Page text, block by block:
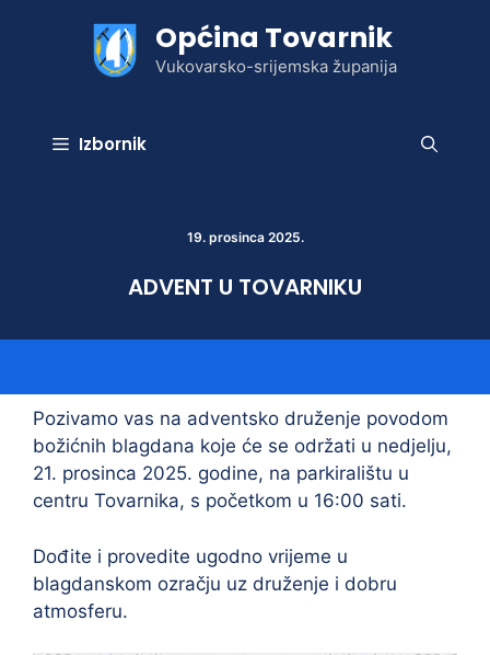
Općina Tovarnik
Vukovarsko-srijemska županija
Izbornik
19. prosinca 2025.
ADVENT U TOVARNIKU
Pozivamo vas na adventsko druženje povodom
božićnih blagdana koje će se održati u nedjelju,
21. prosinca 2025. godine, na parkiralištu u
centru Tovarnika, s početkom u 16:00 sati.
Dođite i provedite ugodno vrijeme u
blagdanskom ozračju uz druženje i dobru
atmosferu.